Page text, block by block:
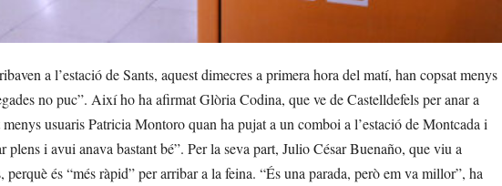
a l’estació de Sants, aquest dimecres a primera hora del matí, han copsat menys
no puc”. Així ho ha afirmat Glòria Codina, que ve de Castelldefels per anar a
usuaris Patricia Montoro quan ha pujat a un comboi a l’estació de Montcada i
i avui anava bastant bé”. Per la seva part, Julio César Buenaño, que viu a
és “més ràpid” per arribar a la feina. “És una parada, però em va millor”, ha